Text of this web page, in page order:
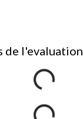
de l'evaluation